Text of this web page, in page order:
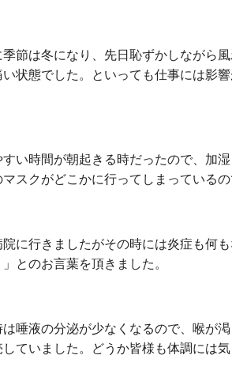
節は冬になり、先日恥ずかしながら
状態でした。といっても仕事には影
い時間が朝起きる時だったので、加
スクがどこかに行ってしまっているの
に行きましたがその時には炎症も何
とのお言葉を頂きました。
唾液の分泌が少なくなるので、喉が
ていました。どうか皆様も体調には気